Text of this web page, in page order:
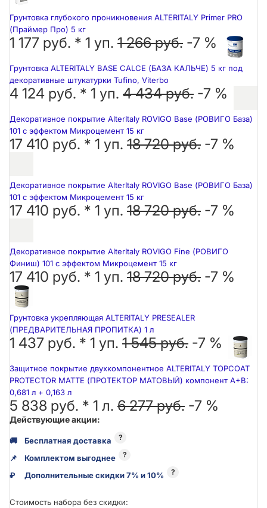
Грунтовка глубокого проникновения ALTERITALY Primer PRO
(Праймер Про) 5 кг
1 177 руб. * 1 уп. 1 266 руб. -7 %
Грунтовка ALTERITALY BASE CALCE (БАЗА КАЛЬЧЕ) 5 кг под
декоративные штукатурки Tufino, Viterbo
4 124 руб. * 1 уп. 4 434 руб. -7 %
Декоративное покрытие AlterItaly ROVIGO Base (РОВИГО База)
101 с эффектом Микроцемент 15 кг
17 410 руб. * 1 уп. 18 720 руб. -7 %
Декоративное покрытие AlterItaly ROVIGO Base (РОВИГО База)
101 с эффектом Микроцемент 15 кг
17 410 руб. * 1 уп. 18 720 руб. -7 %
Декоративное покрытие AlterItaly ROVIGO Fine (РОВИГО
Финиш) 101 с эффектом Микроцемент 15 кг
17 410 руб. * 1 уп. 18 720 руб. -7 %
Грунтовка укрепляющая ALTERITALY PRESEALER
(ПРЕДВАРИТЕЛЬНАЯ ПРОПИТКА) 1 л
1 437 руб. * 1 уп. 1 545 руб. -7 %
Защитное покрытие двухкомпонентное ALTERITALY TOPCOAT
PROTECTOR MATTE (ПРОТЕКТОР МАТОВЫЙ) компонент А+В:
0,681 л + 0,163 л
5 838 руб. * 1 л. 6 277 руб. -7 %
Действующие акции:
🚚 Бесплатная доставка ?
📌 Комплектом выгоднее ?
₽ Дополнительные скидки 7% и 10% ?
Стоимость набора без скидки: